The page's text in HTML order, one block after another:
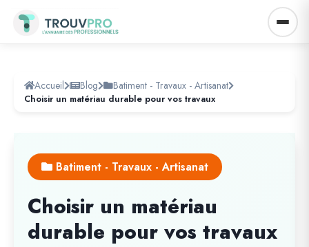
Accueil Blog Batiment - Travaux - Artisanat
Choisir un matériau durable pour vos travaux
Batiment - Travaux - Artisanat
Choisir un matériau
durable pour vos travaux